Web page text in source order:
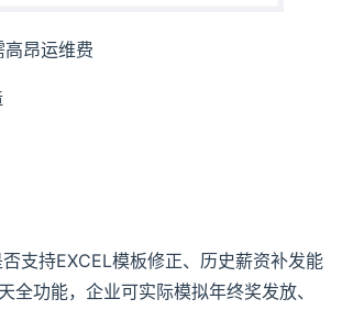
高昂运维费
支持EXCEL模板修正、历史薪资补发能
功能，企业可实际模拟年终奖发放、